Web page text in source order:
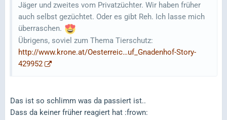
Jäger und zweites vom Privatzüchter. Wir haben früher
auch selbst gezüchtet. Oder es gibt Reh. Ich lasse mich
überraschen.
Übrigens, soviel zum Thema Tierschutz:
http://www.krone.at/Oesterreic…uf_Gnadenhof-Story-
429952
Das ist so schlimm was da passiert ist..
Dass da keiner früher reagiert hat :frown: